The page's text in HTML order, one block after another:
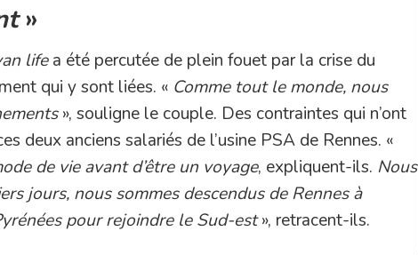
»
lifea été percutée de plein fouet par la crise du
qui y sont liées. « Comme tout le monde, nous
», souligne le couple. Des contraintes qui n’ont
deux anciens salariés de l’usine PSA de Rennes. «
de vie avant d’être un voyage, expliquent-ils. Nous
jours, nous sommes descendus de Rennes à
pour rejoindre le Sud-est», retracent-ils.